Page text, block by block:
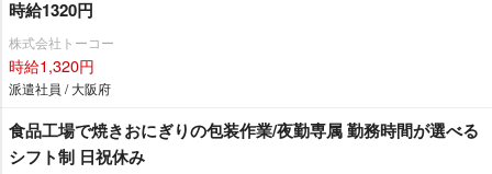
時給1320円
株式会社トーコー
時給1,320円
派遣社員 / 大阪府
食品工場で焼きおにぎりの包装作業/夜勤専属 勤務時間が選べる
シフト制 日祝休み